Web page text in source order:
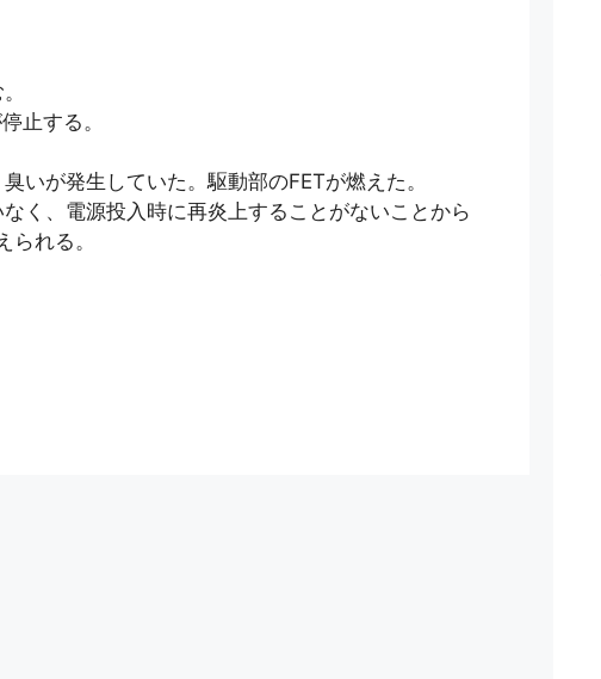
止する。
いが発生していた。駆動部のFETが燃えた。
く、電源投入時に再炎上することがないことから
れる。